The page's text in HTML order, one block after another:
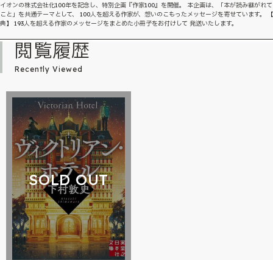
イオンの株式会社化100年を記念し、特別企画『作家100』を開催。 本企画は、「本が読み継がれ
こと」を共通テーマとして、 100人を超える作家が、想いのこもったメッセージを寄せています。
典】 193人を超える作家のメッセージをまとめた小冊子をお付けして 発送いたします。
閲覧履歴
Recently Viewed
SOLD OUT